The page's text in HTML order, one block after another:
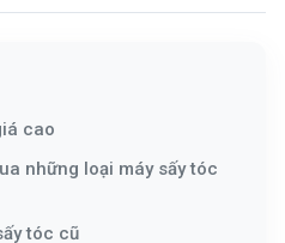
cao
những loại máy sấy tóc
tóc cũ